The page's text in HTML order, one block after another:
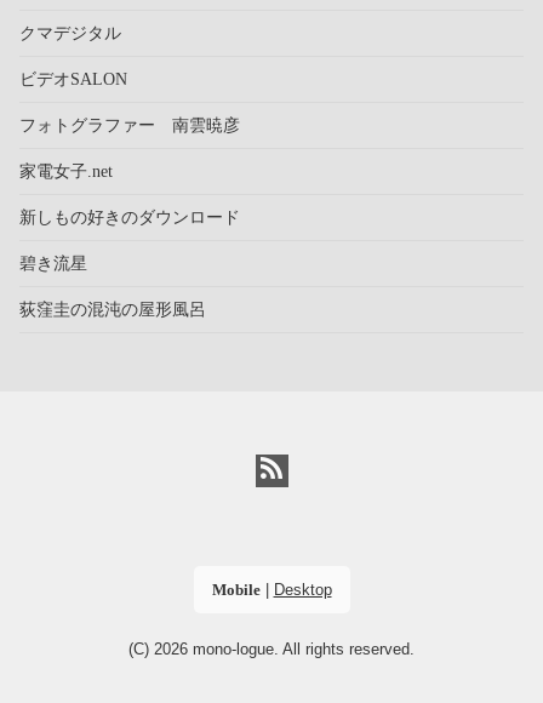
クマデジタル
ビデオSALON
フォトグラファー 南雲暁彦
家電女子.net
新しもの好きのダウンロード
碧き流星
荻窪圭の混沌の屋形風呂
Mobile| Desktop
(C) 2026 mono-logue . All rights reserved.